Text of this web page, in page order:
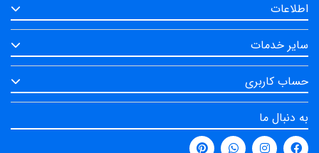
اطلاعات
سایر خدمات
حساب کاربری
به دنبال ما